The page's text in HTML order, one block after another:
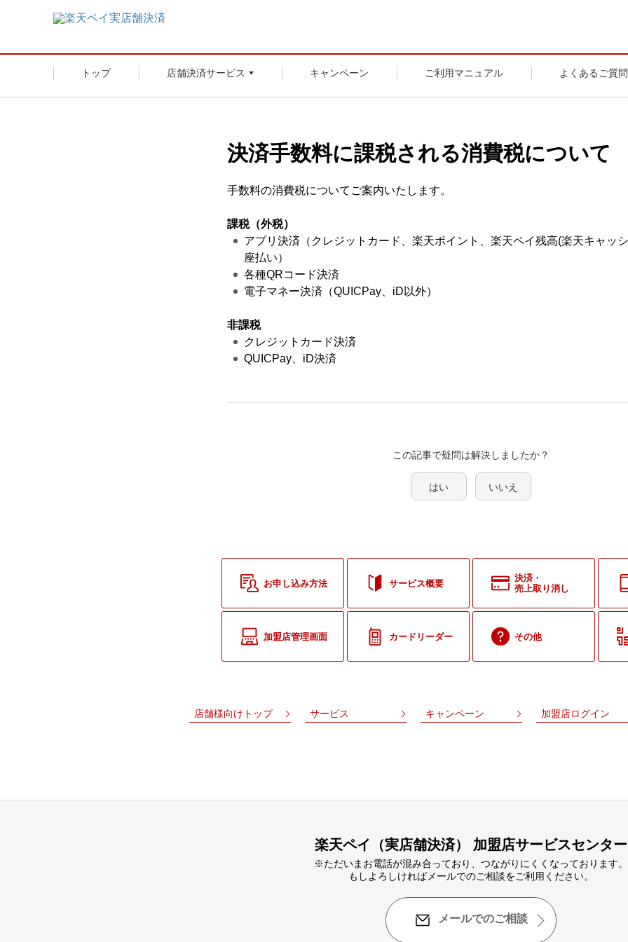
トップ 店舗決済サービス キャンペーン ご利用マニュアル よくあるご質問
決済手数料に課税される消費税について
手数料の消費税についてご案内いたします。
課税（外税）
アプリ決済（クレジットカード、楽天ポイント、楽天ペイ残高(楽天キャッ
座払い）
各種QRコード決済
電子マネー決済（QUICPay、iD以外）
非課税
クレジットカード決済
QUICPay、iD決済
この記事で疑問は解決しましたか？
はい いいえ
お申し込み方法 サービス概要
決済・
売上取り消し
加盟店管理画面 カードリーダー その他
店舗様向けトップ サービス キャンペーン 加盟店ログイン
楽天ペイ（実店舗決済） 加盟店サービスセンター
※ただいまお電話が混み合っており、つながりにくくなっております。
もしよろしければメールでのご相談をご利用ください。
メールでのご相談